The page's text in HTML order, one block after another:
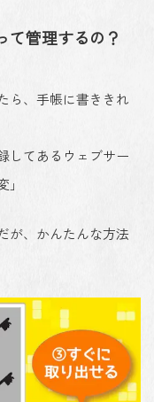
て管理するの？
ら、手帳に書ききれ
してあるウェブサー
が、かんたんな方法